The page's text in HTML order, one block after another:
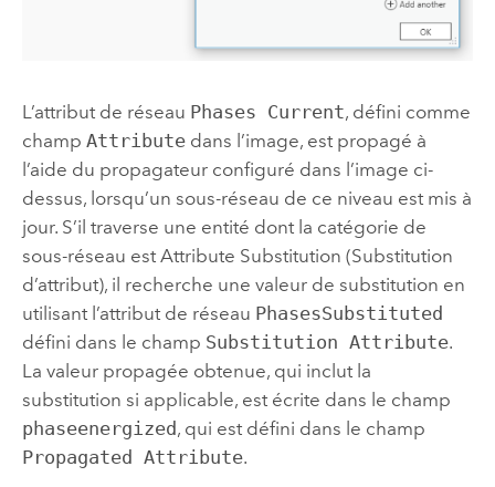
L’attribut de réseau Phases Current, défini comme
champ Attributedans l’image, est propagé à
l’aide du propagateur configuré dans l’image ci-
dessus, lorsqu’un sous-réseau de ce niveau est mis à
jour. S’il traverse une entité dont la catégorie de
sous-réseau est Attribute Substitution (Substitution
d’attribut), il recherche une valeur de substitution en
utilisant l’attribut de réseau PhasesSubstituted
défini dans le champ Substitution Attribute.
La valeur propagée obtenue, qui inclut la
substitution si applicable, est écrite dans le champ
phaseenergized , qui est défini dans le champ
Propagated Attribute.